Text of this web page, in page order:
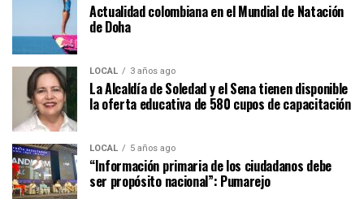
Actualidad colombiana en el Mundial de Natación
de Doha
LOCAL 3 años ago
La Alcaldía de Soledad y el Sena tienen disponible
la oferta educativa de 580 cupos de capacitación
LOCAL 5 años ago
“Información primaria de los ciudadanos debe
ser propósito nacional”: Pumarejo